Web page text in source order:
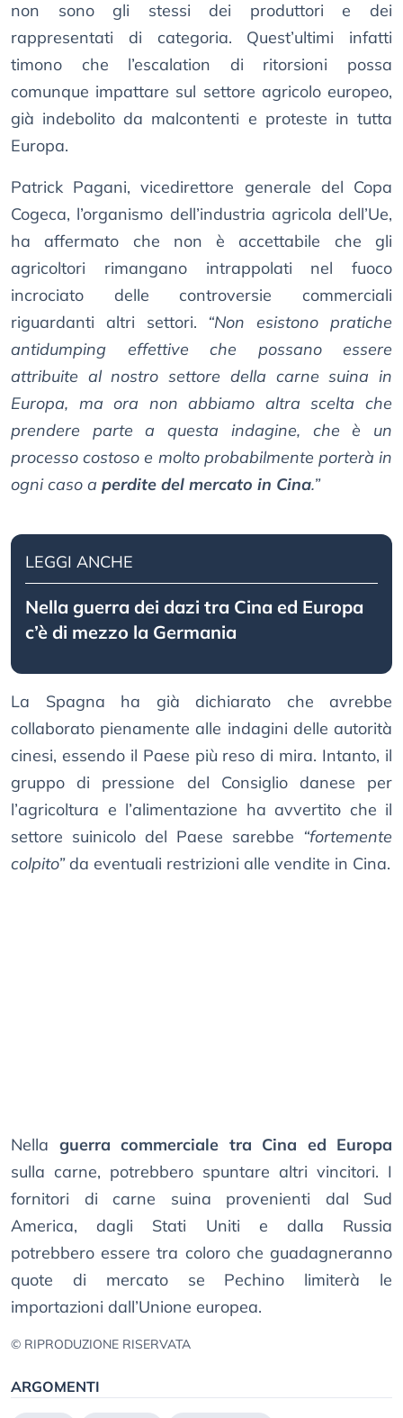
non sono gli stessi dei produttori e dei
rappresentati di categoria. Quest’ultimi infatti
timono che l’escalation di ritorsioni possa
comunque impattare sul settore agricolo europeo,
già indebolito da malcontenti e proteste in tutta
Europa.
Patrick Pagani, vicedirettore generale del Copa
Cogeca, l’organismo dell’industria agricola dell’Ue,
ha affermato che non è accettabile che gli
agricoltori rimangano intrappolati nel fuoco
incrociato delle controversie commerciali
riguardanti altri settori. “Non esistono pratiche
antidumping effettive che possano essere
attribuite al nostro settore della carne suina in
Europa, ma ora non abbiamo altra scelta che
prendere parte a questa indagine, che è un
processo costoso e molto probabilmente porterà in
ogni caso a perdite del mercato in Cina.”
LEGGI ANCHE
Nella guerra dei dazi tra Cina ed Europa
c’è di mezzo la Germania
La Spagna ha già dichiarato che avrebbe
collaborato pienamente alle indagini delle autorità
cinesi, essendo il Paese più reso di mira. Intanto, il
gruppo di pressione del Consiglio danese per
l’agricoltura e l’alimentazione ha avvertito che il
settore suinicolo del Paese sarebbe “fortemente
colpito”da eventuali restrizioni alle vendite in Cina.
Nella guerra commerciale tra Cina ed Europa
sulla carne, potrebbero spuntare altri vincitori. I
fornitori di carne suina provenienti dal Sud
America, dagli Stati Uniti e dalla Russia
potrebbero essere tra coloro che guadagneranno
quote di mercato se Pechino limiterà le
importazioni dall’Unione europea.
© RIPRODUZIONE RISERVATA
ARGOMENTI